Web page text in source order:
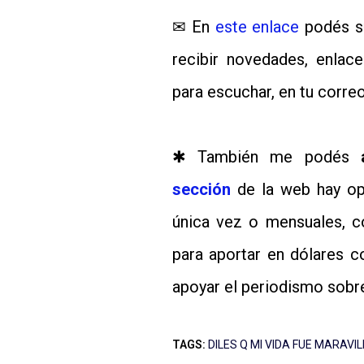
✉ En este enlace podés
recibir novedades,
para escuchar, en tu
✱ También me podés
sección de la web hay
única vez o mensuales,
para aportar en dólares
apoyar el periodismo
TAGS: DILES Q MI VIDA FUE